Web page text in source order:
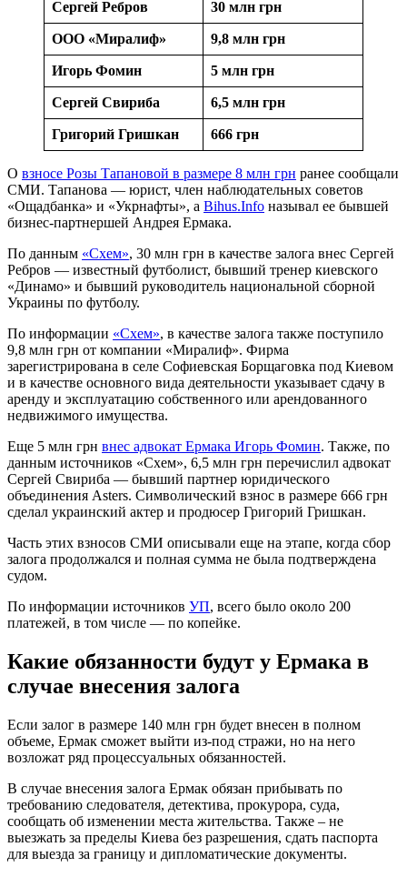
Сергей Ребров 30 млн грн
ООО «Миралиф» 9,8 млн грн
Игорь Фомин 5 млн грн
Сергей Свириба 6,5 млн грн
Григорий Гришкан 666 грн
О взносе Розы Тапановой в размере 8 млн грн ранее сообщали
СМИ. Тапанова — юрист, член наблюдательных советов
«Ощадбанка» и «Укрнафты», а Bihus.Info называл ее бывшей
бизнес-партнершей Андрея Ермака.
По данным «Схем», 30 млн грн в качестве залога внес Сергей
Ребров — известный футболист, бывший тренер киевского
«Динамо» и бывший руководитель национальной сборной
Украины по футболу.
По информации «Схем», в качестве залога также поступило
9,8 млн грн от компании «Миралиф». Фирма
зарегистрирована в селе Софиевская Борщаговка под Киевом
и в качестве основного вида деятельности указывает сдачу в
аренду и эксплуатацию собственного или арендованного
недвижимого имущества.
Еще 5 млн грн внес адвокат Ермака Игорь Фомин. Также, по
данным источников «Схем», 6,5 млн грн перечислил адвокат
Сергей Свириба — бывший партнер юридического
объединения Asters. Символический взнос в размере 666 грн
сделал украинский актер и продюсер Григорий Гришкан.
Часть этих взносов СМИ описывали еще на этапе, когда сбор
залога продолжался и полная сумма не была подтверждена
судом.
По информации источников УП, всего было около 200
платежей, в том числе — по копейке.
Какие обязанности будут у Ермака в
случае внесения залога
Если залог в размере 140 млн грн будет внесен в полном
объеме, Ермак сможет выйти из-под стражи, но на него
возложат ряд процессуальных обязанностей.
В случае внесения залога Ермак обязан прибывать по
требованию следователя, детектива, прокурора, суда,
сообщать об изменении места жительства. Также – не
выезжать за пределы Киева без разрешения, сдать паспорта
для выезда за границу и дипломатические документы.